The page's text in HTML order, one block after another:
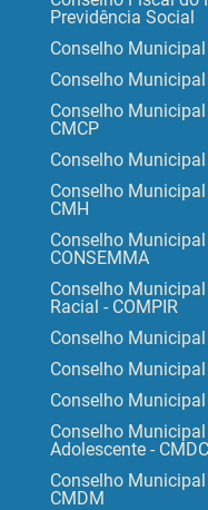
Previdência Social
Conselho
Conselho
Conselho
CMCP
Conselho
Conselho
CMH
Conselho
CONSEMMA
Conselho
Racial - COMPIR
Conselho
Conselho
Conselho Municipal
Conselho
Adolescente -
Conselho
CMDM